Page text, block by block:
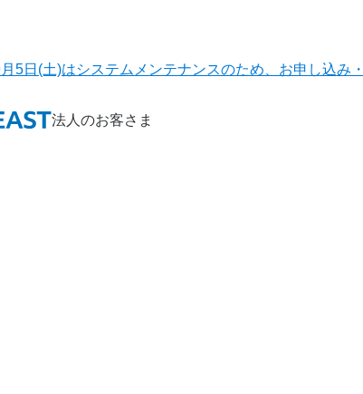
5日(土)はシステムメンテナンスのため、お申し込
法人のお客さま